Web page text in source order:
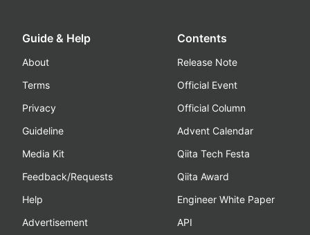
Guide & Help
About
Terms
Privacy
Guideline
Media Kit
Feedback/Requests
Help
Advertisement
Contents
Release Note
Official Event
Official Column
Advent Calendar
Qiita Tech Festa
Qiita Award
Engineer White Paper
API